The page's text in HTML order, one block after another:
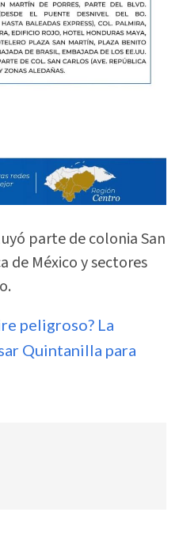
parte de colonia San
de México y sectores
peligroso? La
Quintanilla para